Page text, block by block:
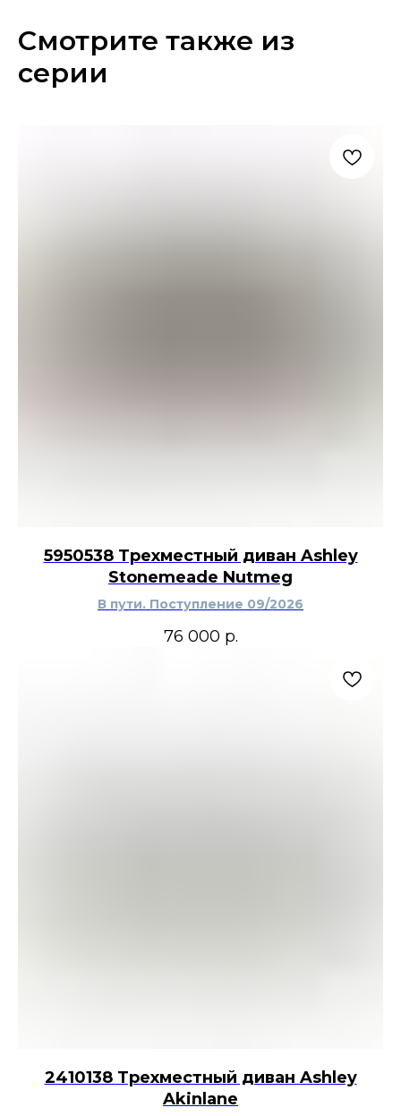
петли с плавным закрыванием
обеспечивают аккуратное и тихое
движение дверей;
четыре регулируемые полки позволяют
и серой обивкой, древесными поверхностями,
керамикой и чёрной металлической
фурнитурой. Лаконичная форма поддерживает
современный, американский, деревенский и
эклектичный интерьер.
Смотрите также из
серии
5950538 Трехместный диван Ashley
Stonemeade Nutmeg
В пути. Поступление 09/2026
76 000 р.
2410138 Трехместный диван Ashley
Akinlane